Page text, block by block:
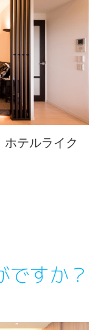
テルライク
ですか？